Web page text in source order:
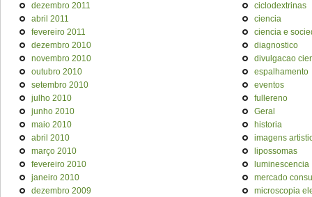
dezembro 2011
abril 2011
fevereiro 2011
dezembro 2010
novembro 2010
outubro 2010
setembro 2010
julho 2010
junho 2010
maio 2010
abril 2010
março 2010
fevereiro 2010
janeiro 2010
dezembro 2009
ciclodextrinas
ciencia
ciencia e
diagnostico
divulgacao
espalhamento
eventos
fullereno
Geral
historia
imagens
lipossomas
luminescencia
mercado
microscopia